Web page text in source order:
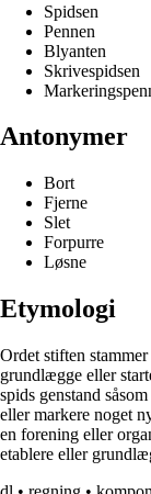
Spidsen
Pennen
Blyanten
Skrivespidsen
Antonymer
Bort
Fjerne
Slet
Forpurre
Løsne
Etymologi
Ordet stiften
grundlægge eller
spids genstand
eller markere noget
en forening eller
etablere eller